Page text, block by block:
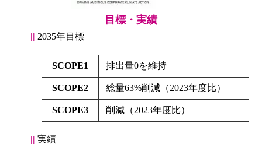
目標・実績
2035年目標
SCOPE1 排出量0を維持
SCOPE2 総量63%削減（2023年度比）
SCOPE3 削減（2023年度比）
実績